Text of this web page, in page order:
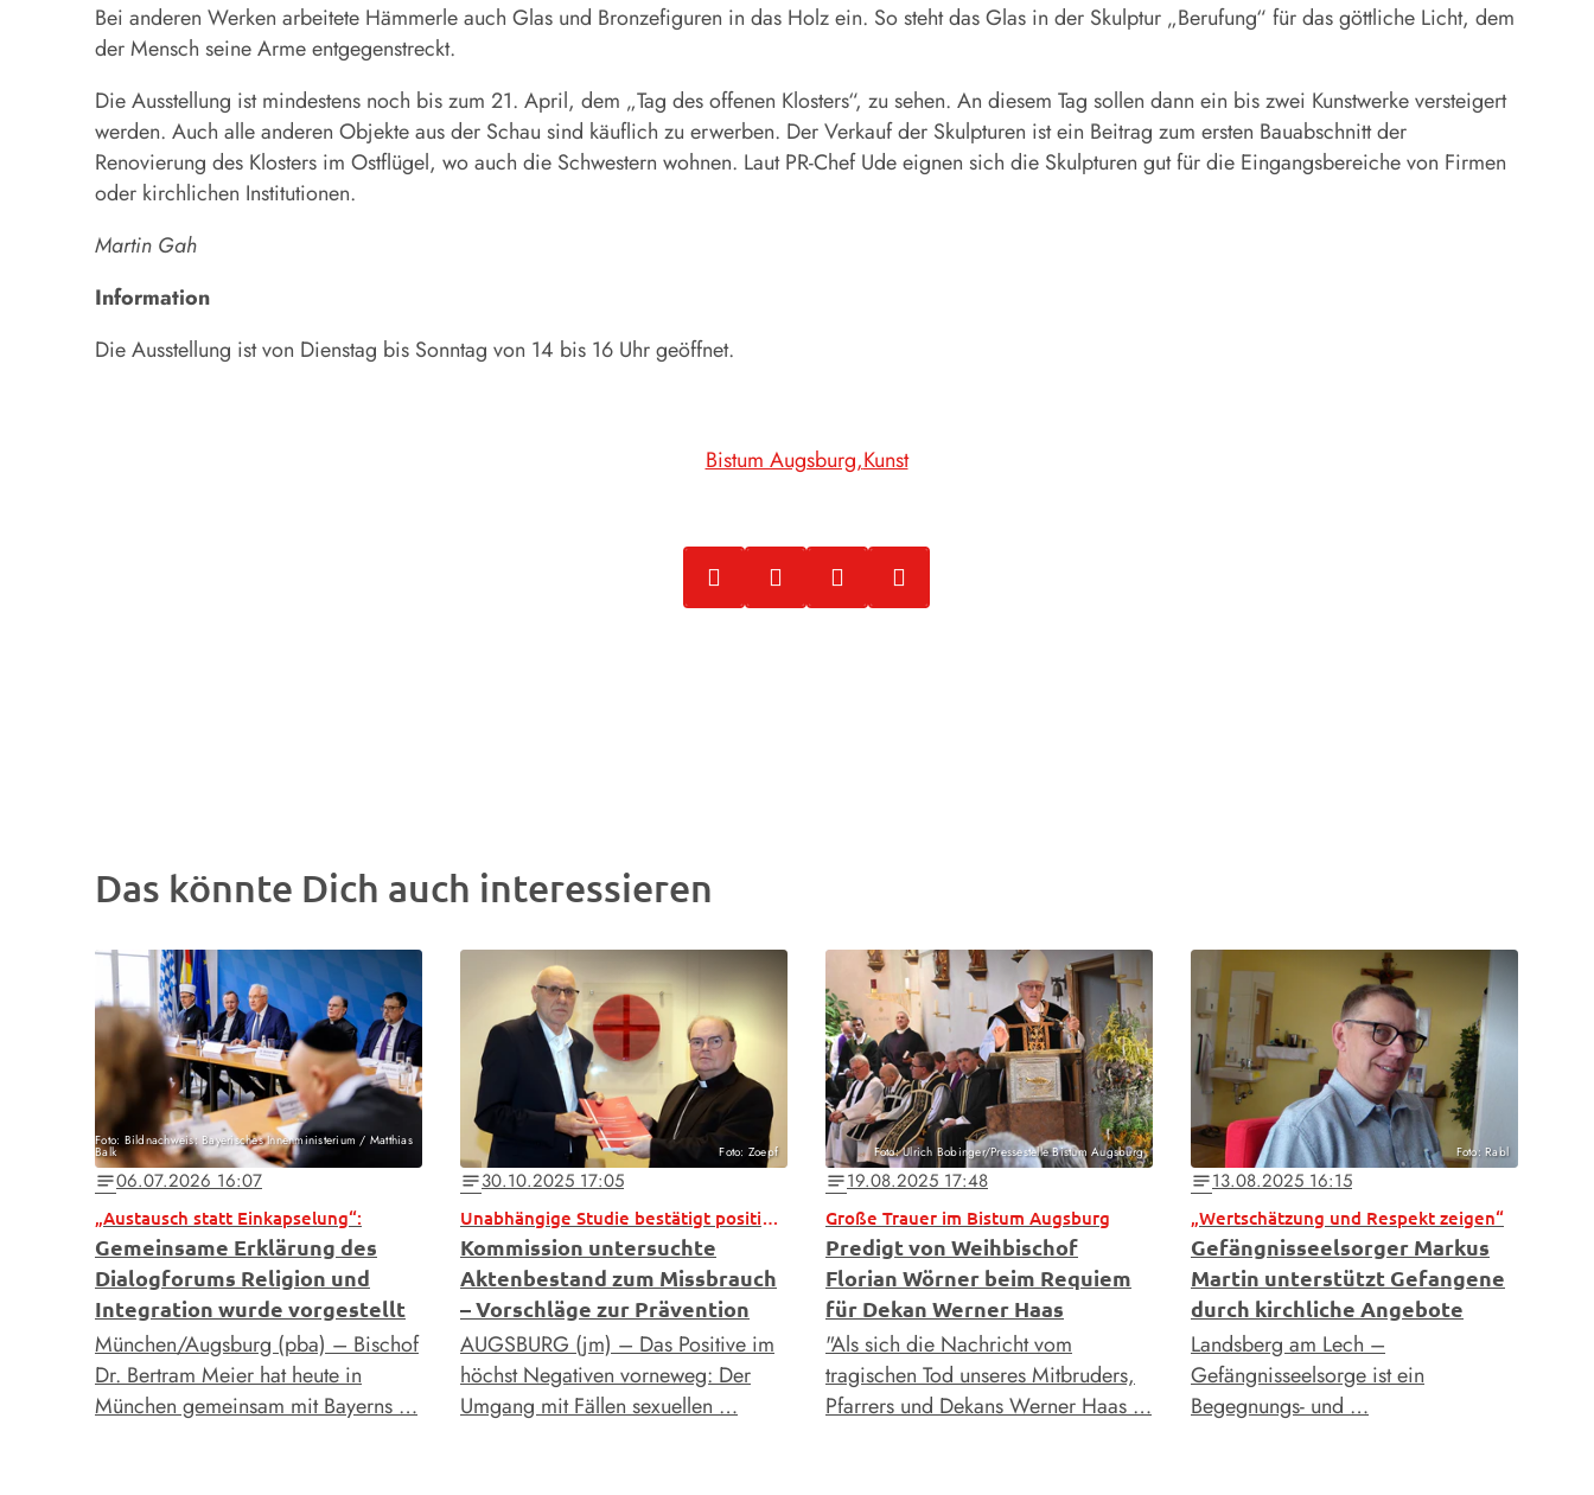
Bei anderen Werken arbeitete Hämmerle auch Glas und Bronzefiguren in das Holz ein. So steht das Glas in der Skulptur „Berufung“ für das göttliche Licht, dem
der Mensch seine Arme entgegenstreckt.
Die Ausstellung ist mindestens noch bis zum 21. April, dem „Tag des offenen Klosters“, zu sehen. An diesem Tag sollen dann ein bis zwei Kunstwerke versteigert
werden. Auch alle anderen Objekte aus der Schau sind käuflich zu erwerben. Der Verkauf der Skulpturen ist ein Beitrag zum ersten Bauabschnitt der
Renovierung des Klosters im Ostflügel, wo auch die Schwestern wohnen. Laut PR-Chef Ude eignen sich die Skulpturen gut für die Eingangsbereiche von Firmen
oder kirchlichen Institutionen.
Martin Gah
Information
Die Ausstellung ist von Dienstag bis Sonntag von 14 bis 16 Uhr geöffnet.
Bistum Augsburg Kunst
Das könnte Dich auch interessieren
Foto: Bildnachweis: Bayerisches Innenministerium / Matthias
Balk
notes06.07.2026 16:07
„Austausch statt Einkapselung“:
Gemeinsame Erklärung des
Dialogforums Religion und
Integration wurde vorgestellt
München/Augsburg (pba) – Bischof
Dr. Bertram Meier hat heute in
München gemeinsam mit Bayerns …
Foto: Zoepf
notes30.10.2025 17:05
Unabhängige Studie bestätigt positive Entwicklung
Kommission untersuchte
Aktenbestand zum Missbrauch
– Vorschläge zur Prävention
AUGSBURG (jm) – Das Positive im
höchst Negativen vorneweg: Der
Umgang mit Fällen sexuellen …
Foto: Ulrich Bobinger/Pressestelle Bistum Augsburg
notes19.08.2025 17:48
Große Trauer im Bistum Augsburg
Predigt von Weihbischof
Florian Wörner beim Requiem
für Dekan Werner Haas
"Als sich die Nachricht vom
tragischen Tod unseres Mitbruders,
Pfarrers und Dekans Werner Haas …
Foto: Rabl
notes13.08.2025 16:15
„Wertschätzung und Respekt zeigen“
Gefängnisseelsorger Markus
Martin unterstützt Gefangene
durch kirchliche Angebote
Landsberg am Lech –
Gefängnisseelsorge ist ein
Begegnungs- und …